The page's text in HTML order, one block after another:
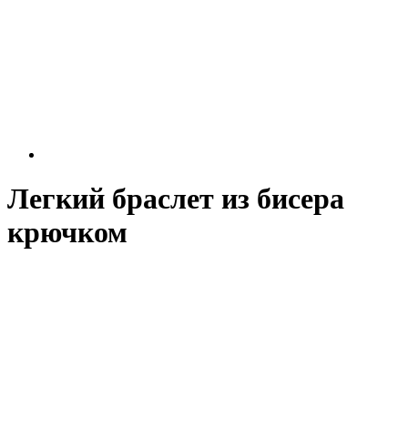
Легкий браслет из бисера
крючком